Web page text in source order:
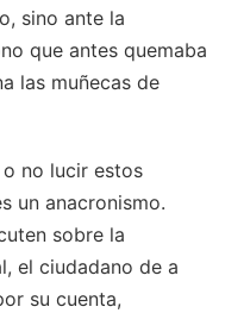
sino ante la
que antes quemaba
las muñecas de
no lucir estos
un anacronismo.
sobre la
el ciudadano de a
su cuenta,